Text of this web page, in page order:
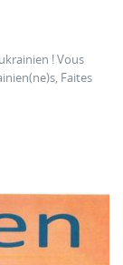
! Vous
Faites